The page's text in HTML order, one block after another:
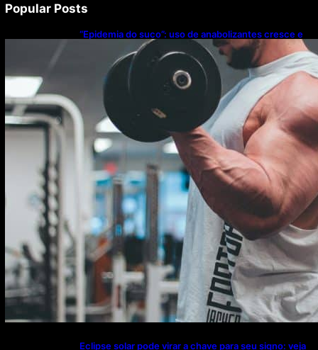
Popular Posts
“Epidemia do suco”: uso de anabolizantes cresce e
acende alerta sobre riscos à saúde
Eclipse solar pode virar a chave para seu signo: veja